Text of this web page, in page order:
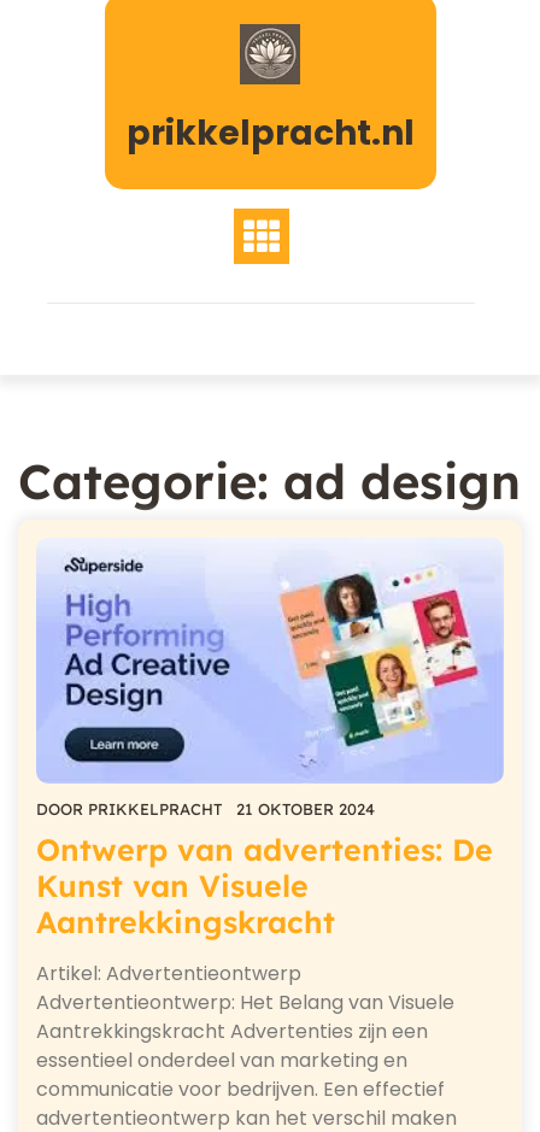
prikkelpracht.nl
Categorie: ad design
DOOR PRIKKELPRACHT 21 OKTOBER 2024
Ontwerp van advertenties: De
Kunst van Visuele
Aantrekkingskracht
Artikel: Advertentieontwerp
Advertentieontwerp: Het Belang van Visuele
Aantrekkingskracht Advertenties zijn een
essentieel onderdeel van marketing en
communicatie voor bedrijven. Een effectief
advertentieontwerp kan het verschil maken